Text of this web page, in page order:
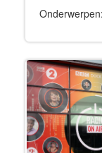
Onderwerpen: